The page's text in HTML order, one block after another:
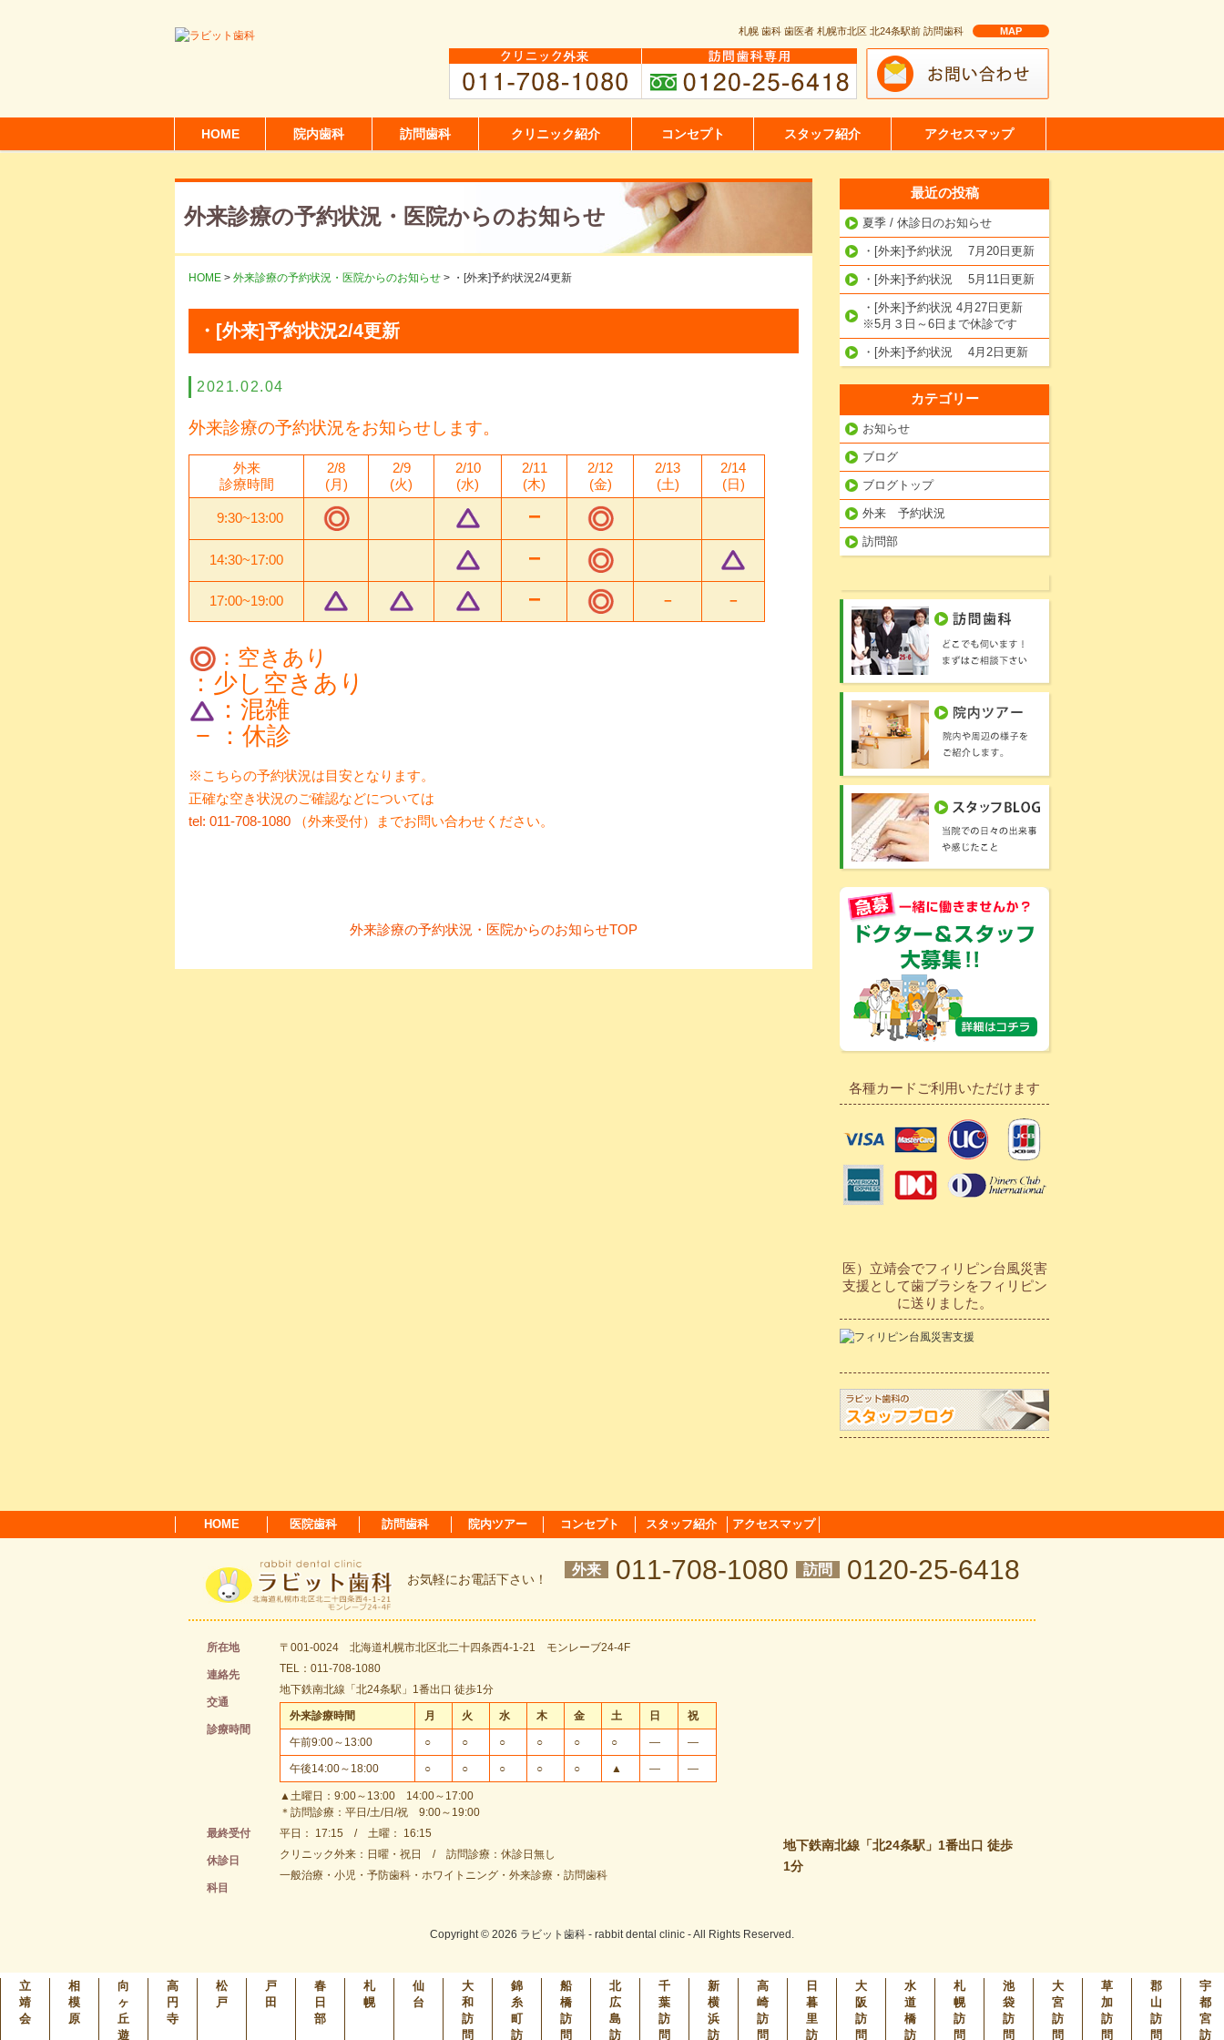
札幌 歯科 歯医者 札幌市北区 北24条駅前 訪問歯科 MAP
HOME 院内歯科 訪問歯科 クリニック紹介 コンセプト スタッフ紹介 アクセスマップ
外来診療の予約状況・医院からのお知らせ
HOME > 外来診療の予約状況・医院からのお知らせ > ・[外来]予約状況2/4更新
・[外来]予約状況2/4更新
2021.02.04
外来診療の予約状況をお知らせします。
外来
診療時間
2/8
(月)
2/9
(火)
2/10
(水)
2/11
(木)
2/12
(金)
2/13
(土)
2/14
(日)
9:30~13:00 −
14:30~17:00 −
17:00~19:00 − − −
：空きあり
：少し空きあり
：混雑
− ：休診
※こちらの予約状況は目安となります。
正確な空き状況のご確認などについては
tel: 011-708-1080 （外来受付）までお問い合わせください。
外来診療の予約状況・医院からのお知らせTOP
最近の投稿
夏季 / 休診日のお知らせ
・[外来]予約状況 7月20日更新
・[外来]予約状況 5月11日更新
・[外来]予約状況 4月27日更新
※5月３日～6日まで休診です
・[外来]予約状況 4月2日更新
カテゴリー
お知らせ
ブログ
ブログトップ
外来 予約状況
訪問部
各種カードご利用いただけます
医）立靖会でフィリピン台風災害
支援として歯ブラシをフィリピン
に送りました。
HOME 医院歯科 訪問歯科 院内ツアー コンセプト スタッフ紹介 アクセスマップ
お気軽にお電話下さい！
外来 011-708-1080 訪問 0120-25-6418
所在地 〒001-0024 北海道札幌市北区北二十四条西4-1-21 モンレーブ24-4F
連絡先 TEL：011-708-1080
交通
地下鉄南北線「北24条駅」1番出口 徒歩1分
診療時間
外来診療時間 月 火 水 木 金 土 日 祝
午前9:00～13:00 ○ ○ ○ ○ ○ ○ ― ―
午後14:00～18:00 ○ ○ ○ ○ ○ ▲ ― ―
▲土曜日：9:00～13:00 14:00～17:00
＊訪問診療：平日/土/日/祝 9:00～19:00
最終受付
平日： 17:15 / 土曜： 16:15
休診日 クリニック外来：日曜・祝日 / 訪問診療：休診日無し
科目
一般治療・小児・予防歯科・ホワイトニング・外来診療・訪問歯科
地下鉄南北線「北24条駅」1番出口 徒歩
1分
Copyright © 2026 ラビット歯科 - rabbit dental clinic - All Rights Reserved.
立
靖
会
相
模
原
向
ヶ
丘
遊
高
円
寺
松
戸
戸
田
春
日
部
札
幌
仙
台
大
和
訪
問
錦
糸
町
訪
船
橋
訪
問
北
広
島
訪
千
葉
訪
問
新
横
浜
訪
高
崎
訪
問
日
暮
里
訪
大
阪
訪
問
水
道
橋
訪
札
幌
訪
問
池
袋
訪
問
大
宮
訪
問
草
加
訪
問
郡
山
訪
問
宇
都
宮
訪